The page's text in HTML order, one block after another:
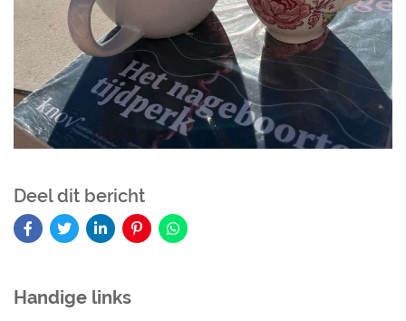
Deel dit bericht
Handige links